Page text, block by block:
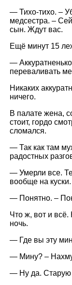
— Тихо-тихо. –
медсестра. –
сын. Ждут вас.
Ещё минут 15
—
переваливать
Никаких
ничего.
В палате жена,
стоит, гордо
сломался.
— Так как там
радостных
— Умерли все.
вообще на
— Понятно. –
Что ж, вот и
ночь.
— Где вы эту
— Мину? –
— Ну да. Старую